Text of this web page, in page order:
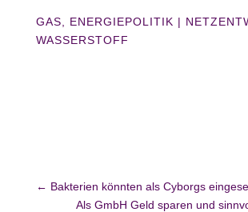
GAS ENERGIEPOLITIK |
WASSERSTOFF
← Bakterien könnten als Cyborgs
Als GmbH Geld sparen und